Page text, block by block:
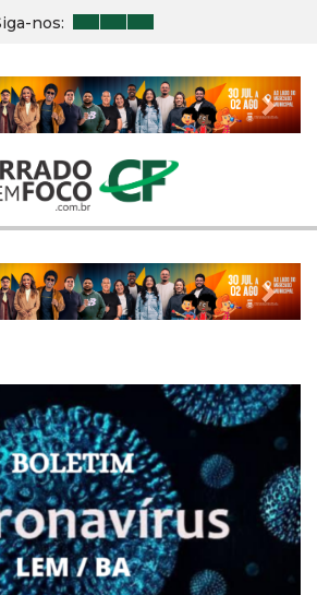
nos:
Next
Next